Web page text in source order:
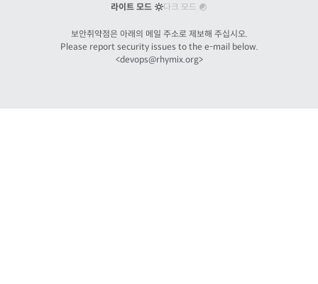
라이트 모드
다크 모드
보안취약점은 아래의 메일 주소로 제보해 주십시오.
Please report security issues to the e-mail below.
<devops@rhymix.org>